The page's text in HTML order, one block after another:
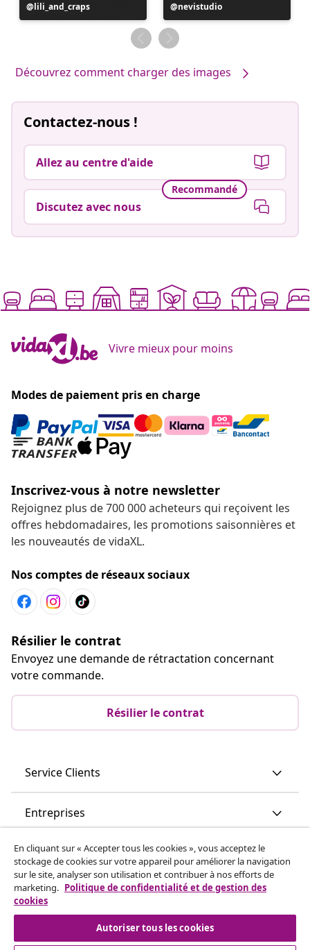
Publication
publiée
lili_and_craps
Publication
publiée
par
nevistudio
Découvrez comment charger des images
Contactez-nous !
Allez au centre d'aide
Recommandé
Discutez avec nous
Vivre mieux pour moins
Modes de paiement pris en charge
Inscrivez-vous à notre newsletter
Rejoignez plus de 700 000 acheteurs qui reçoivent les
offres hebdomadaires, les promotions saisonnières et
les nouveautés de vidaXL.
Nos comptes de réseaux sociaux
Résilier le contrat
Envoyez une demande de rétractation concernant
votre commande.
Résilier le contrat
Service Clients
Entreprises
vidaXL
Découvrez-en plus
En cliquant sur « Accepter tous les cookies », vous acceptez le
stockage de cookies sur votre appareil pour améliorer la navigation
sur le site, analyser son utilisation et contribuer à nos efforts de
marketing. Politique de confidentialité et de gestion des
cookies
Autoriser tous les cookies